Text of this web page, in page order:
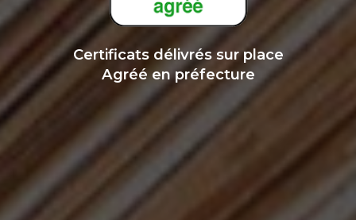
Certificats délivrés sur place
Agréé en préfecture